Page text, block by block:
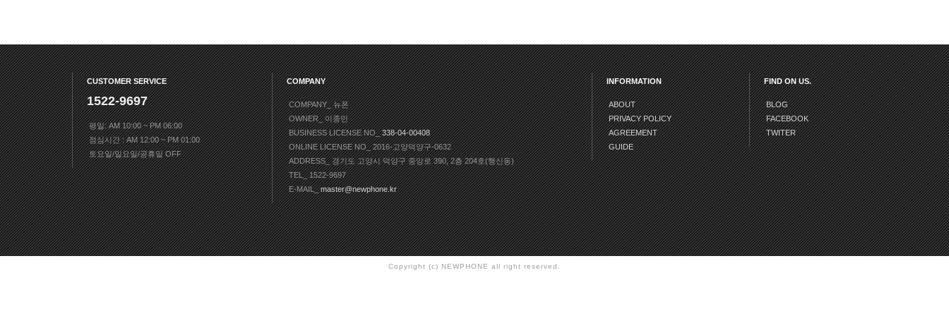
CUSTOMER SERVICE
1522-9697
평일: AM 10:00 ~ PM 06:00
점심시간 : AM 12:00 ~ PM 01:00
토요일/일요일/공휴일 OFF
COMPANY
COMPANY_ 뉴폰
OWNER_ 이종민
BUSINESS LICENSE NO_338-04-00408
ONLINE LICENSE NO_ 2016-고양덕양구-0632
ADDRESS_ 경기도 고양시 덕양구 중앙로 390, 2층 204호(행신동)
TEL_ 1522-9697
E-MAIL_master@newphone.kr
INFORMATION
ABOUT
PRIVACY POLICY
AGREEMENT
GUIDE
FIND ON US.
BLOG
FACEBOOK
TWITER
Copyright (c) NEWPHONE all right reserved.